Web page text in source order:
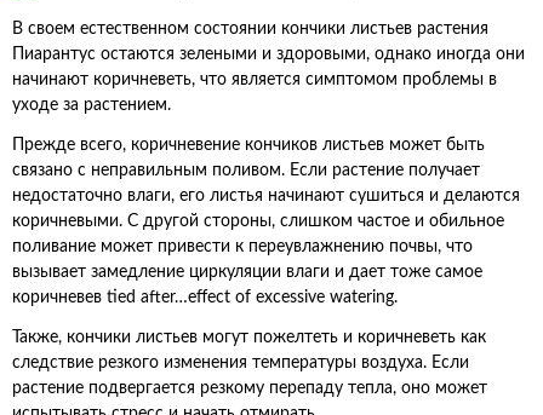
В своем естественном состоянии кончики листьев растения
Пиарантус остаются зелеными и здоровыми, однако иногда они
начинают коричневеть, что является симптомом проблемы в
уходе за растением.
Прежде всего, коричневение кончиков листьев может быть
связано с неправильным поливом. Если растение получает
недостаточно влаги, его листья начинают сушиться и делаются
коричневыми. С другой стороны, слишком частое и обильное
поливание может привести к переувлажнению почвы, что
вызывает замедление циркуляции влаги и дает тоже самое
коричневев tied after…effect of excessive watering.
Также, кончики листьев могут пожелтеть и коричневеть как
следствие резкого изменения температуры воздуха. Если
растение подвергается резкому перепаду тепла, оно может